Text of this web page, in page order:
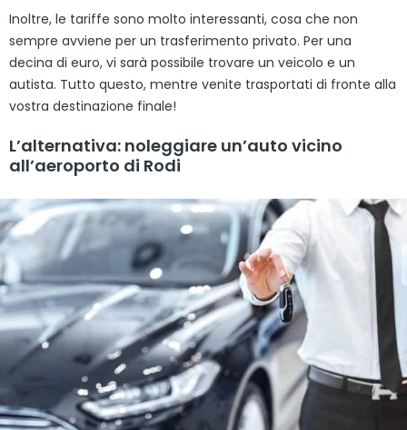
Inoltre, le tariffe sono molto interessanti, cosa che non
sempre avviene per un trasferimento privato. Per una
decina di euro, vi sarà possibile trovare un veicolo e un
autista. Tutto questo, mentre venite trasportati di fronte alla
vostra destinazione finale!
L’alternativa: noleggiare un’auto vicino
all’aeroporto di Rodi